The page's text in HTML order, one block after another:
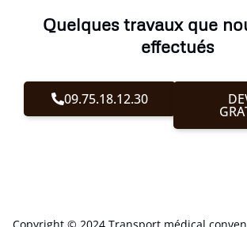
Quelques travaux que
effectués
09.75.18.12.30